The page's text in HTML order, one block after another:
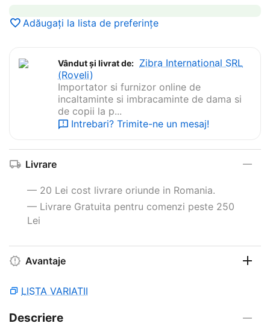
Adăugați la lista de preferințe
Vândut și livrat de: Zibra International SRL
(Roveli)
Importator si furnizor online de
incaltaminte si imbracaminte de dama si
de copii la p...
Intrebari? Trimite-ne un mesaj!
Livrare
— 20 Lei cost livrare oriunde in Romania.
— Livrare Gratuita pentru comenzi peste 250
Lei
Avantaje
LISTA VARIATII
Descriere